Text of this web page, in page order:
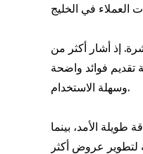
العملاء في الخليج
إذ أشار أكثر من
تقديم فوائد واضحة
وسهلة الاستخدام.
طويلة الأمد، بينما
لتطوير عروض أكثر